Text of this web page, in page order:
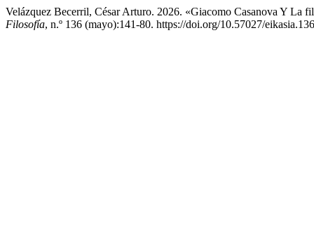
Velázquez Becerril, César Arturo. 2026. «Giacomo Casanova Y La
Filosofía, n.º 136 (mayo):141-80. https://doi.org/10.57027/